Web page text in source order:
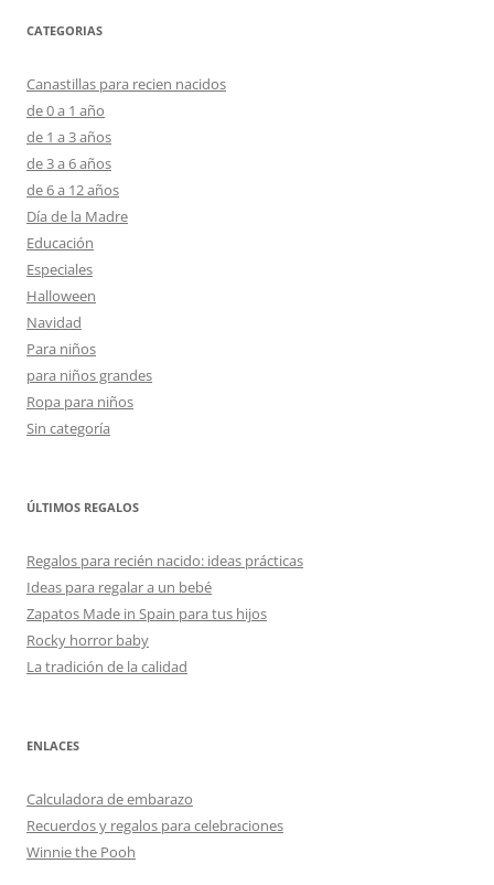
CATEGORIAS
Canastillas para recien nacidos
de 0 a 1 año
de 1 a 3 años
de 3 a 6 años
de 6 a 12 años
Día de la Madre
Educación
Especiales
Halloween
Navidad
Para niños
para niños grandes
Ropa para niños
Sin categoría
ÚLTIMOS REGALOS
Regalos para recién nacido: ideas prácticas
Ideas para regalar a un bebé
Zapatos Made in Spain para tus hijos
Rocky horror baby
La tradición de la calidad
ENLACES
Calculadora de embarazo
Recuerdos y regalos para celebraciones
Winnie the Pooh